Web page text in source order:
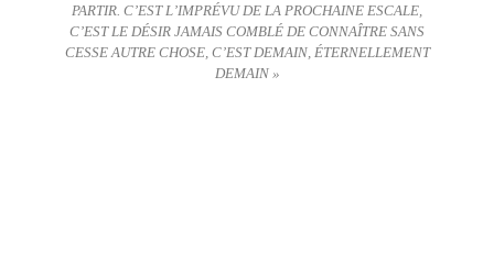
PARTIR. C’EST L’IMPRÉVU DE LA PROCHAINE ESCALE,
C’EST LE DÉSIR JAMAIS COMBLÉ DE CONNAÎTRE SANS
CESSE AUTRE CHOSE, C’EST DEMAIN, ÉTERNELLEMENT
DEMAIN »